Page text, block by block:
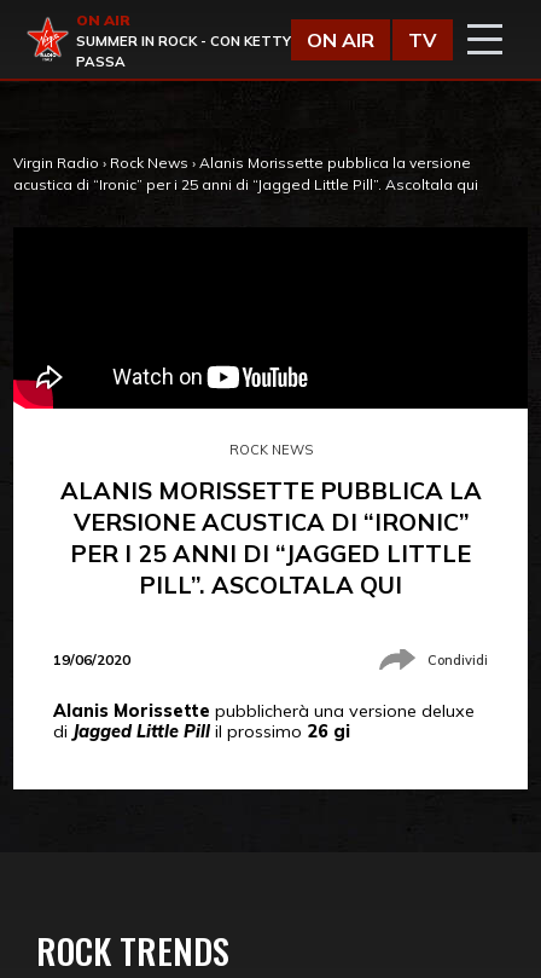
Virgin Radio
ON AIR
SUMMER IN ROCK - CON KETTY
PASSA
ON AIR TV
Virgin Radio › Rock News › Alanis Morissette pubblica la versione
acustica di “Ironic” per i 25 anni di “Jagged Little Pill”. Ascoltala qui
ROCK NEWS
ALANIS MORISSETTE PUBBLICA LA
VERSIONE ACUSTICA DI “IRONIC”
PER I 25 ANNI DI “JAGGED LITTLE
PILL”. ASCOLTALA QUI
19/06/2020 Condividi
Alanis Morissette pubblicherà una versione deluxe
di Jagged Little Pill il prossimo 26 gi
ROCK TRENDS